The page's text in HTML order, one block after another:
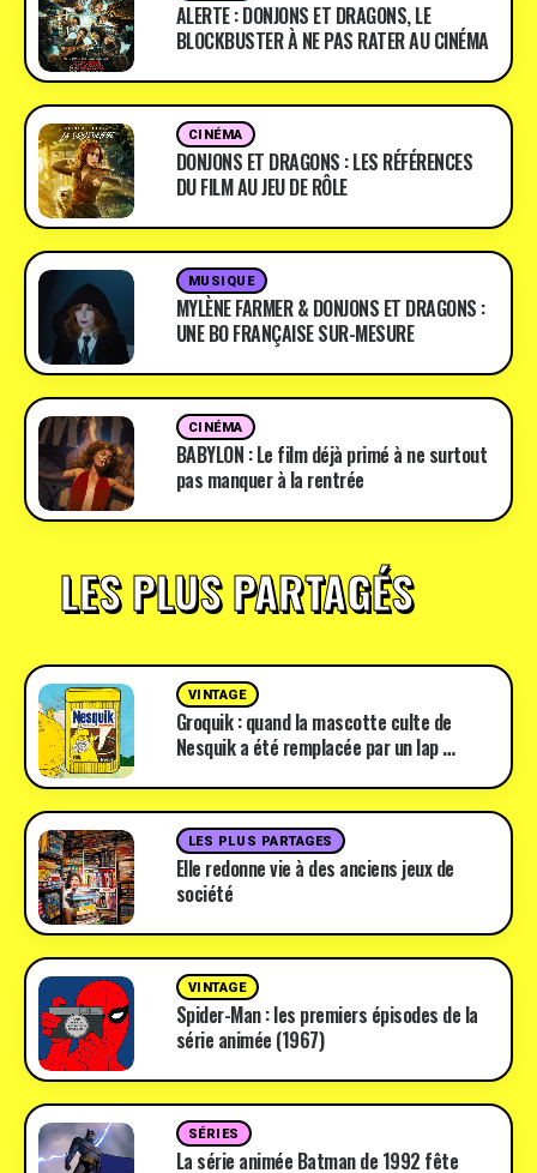
ALERTE : DONJONS ET DRAGONS, LE
BLOCKBUSTER À NE PAS RATER AU CINÉMA
CINÉMA
DONJONS ET DRAGONS : LES RÉFÉRENCES
DU FILM AU JEU DE RÔLE
MUSIQUE
MYLÈNE FARMER & DONJONS ET DRAGONS :
UNE BO FRANÇAISE SUR-MESURE
CINÉMA
BABYLON : Le film déjà primé à ne surtout
pas manquer à la rentrée
LES PLUS PARTAGÉS
VINTAGE
Groquik : quand la mascotte culte de
Nesquik a été remplacée par un lap …
LES PLUS PARTAGES
Elle redonne vie à des anciens jeux de
société
VINTAGE
Spider-Man : les premiers épisodes de la
série animée (1967)
SÉRIES
La série animée Batman de 1992 fête